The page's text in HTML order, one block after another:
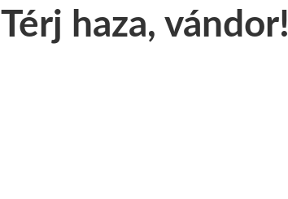
Térj haza, vándor!